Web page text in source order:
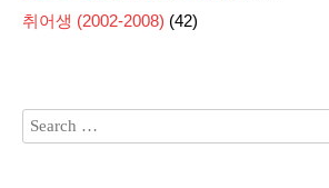
취어생 (2002-2008) (42)